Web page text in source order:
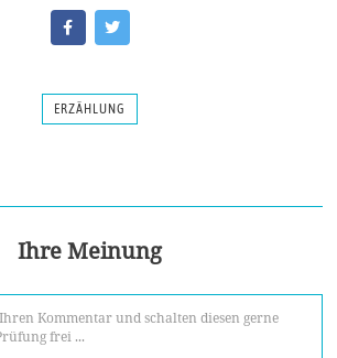
ERZÄHLUNG
Ihre Meinung